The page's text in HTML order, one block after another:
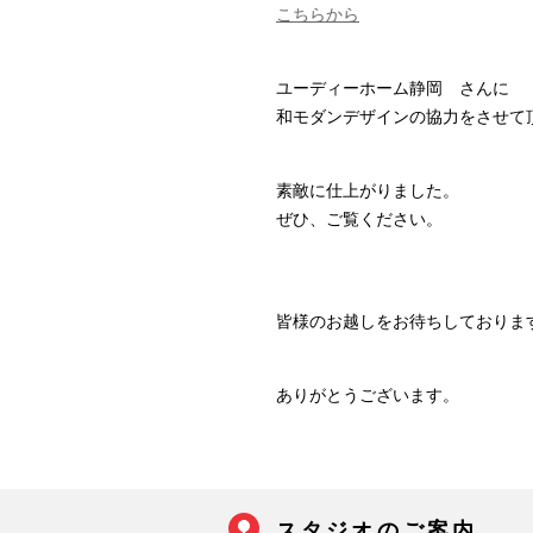
こちらから
ユーディーホーム静岡 さんに
和モダンデザインの協力をさせて
素敵に仕上がりました。
ぜひ、ご覧ください。
皆様のお越しをお待ちしておりま
ありがとうございます。